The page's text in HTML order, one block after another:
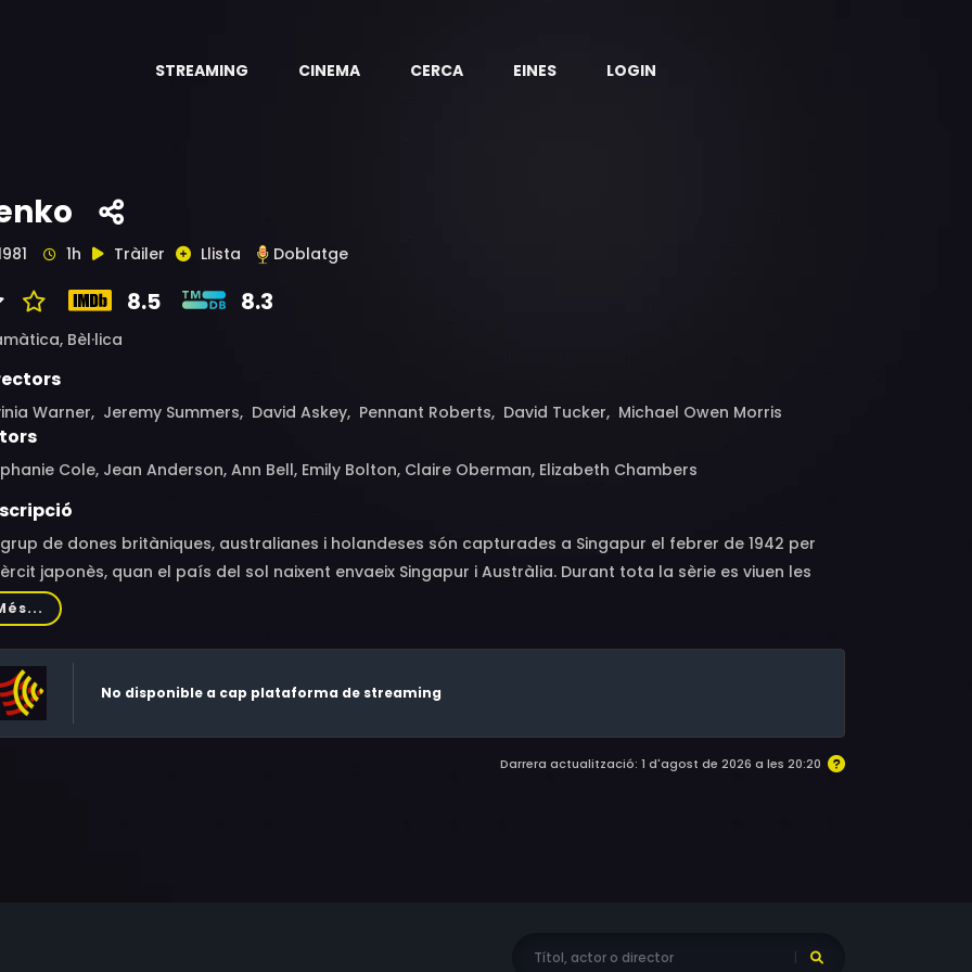
STREAMING CINEMA CERCA EINES LOGIN
1h Tràiler Llista Doblatge
8.5 8.3
Bèl·lica
Warner, Jeremy Summers, David Askey, Pennant Roberts, David Tucker, Michael Owen Morris
Cole, Jean Anderson, Ann Bell, Emily Bolton, Claire Oberman, Elizabeth Chambers
grup de dones britàniques, australianes i holandeses són capturades a Singapur el febrer de 1942 per
japonès, quan el país del sol naixent envaeix Singapur i Austràlia. Durant tota la sèrie es viuen les
les experiències i les relacions entre aquest grup de dones i els seus vigilants japonesos.
No disponible a cap plataforma de streaming
Darrera actualització: 1 d'agost de 2026 a les 20:20